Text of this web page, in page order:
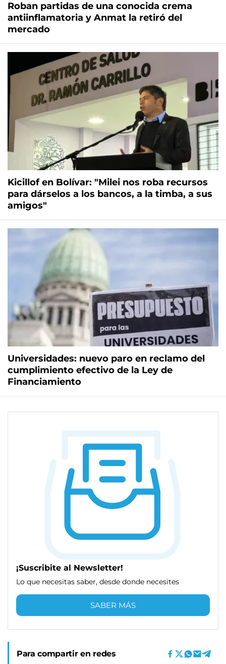
Roban partidas de una conocida crema
antiinflamatoria y Anmat la retiró del
mercado
Kicillof en Bolívar: "Milei nos roba recursos
para dárselos a los bancos, a la timba, a sus
amigos"
Universidades: nuevo paro en reclamo del
cumplimiento efectivo de la Ley de
Financiamiento
¡Suscribite al Newsletter!
Lo que necesitas saber, desde donde necesites
SABER MÁS
Para compartir en redes